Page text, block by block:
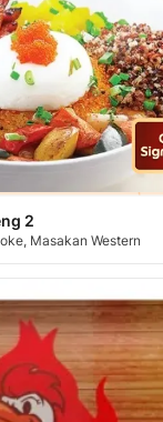
2
Masakan Western